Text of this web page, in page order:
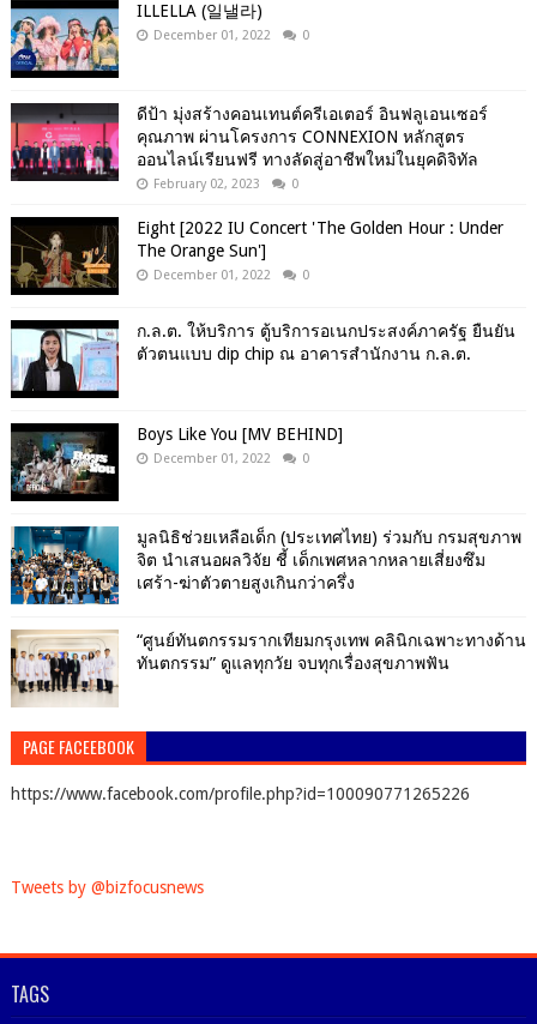
ILLELLA (일낼라)
December 01, 2022 0
ดีป้า มุ่งสร้างคอนเทนต์ครีเอเตอร์ อินฟลูเอนเซอร์
คุณภาพ ผ่านโครงการ CONNEXION หลักสูตร
ออนไลน์เรียนฟรี ทางลัดสู่อาชีพใหม่ในยุคดิจิทัล
February 02, 2023 0
Eight [2022 IU Concert 'The Golden Hour : Under
The Orange Sun']
December 01, 2022 0
ก.ล.ต. ให้บริการ ตู้บริการอเนกประสงค์ภาครัฐ ยืนยัน
ตัวตนแบบ dip chip ณ อาคารสำนักงาน ก.ล.ต.
Boys Like You [MV BEHIND]
December 01, 2022 0
มูลนิธิช่วยเหลือเด็ก (ประเทศไทย) ร่วมกับ กรมสุขภาพ
จิต นำเสนอผลวิจัย ชี้ เด็กเพศหลากหลายเสี่ยงซึม
เศร้า-ฆ่าตัวตายสูงเกินกว่าครึ่ง
“ศูนย์ทันตกรรมรากเทียมกรุงเทพ คลินิกเฉพาะทางด้าน
ทันตกรรม” ดูแลทุกวัย จบทุกเรื่องสุขภาพฟัน
PAGE FACEEBOOK
https://www.facebook.com/profile.php?id=100090771265226
Tweets by @bizfocusnews
TAGS